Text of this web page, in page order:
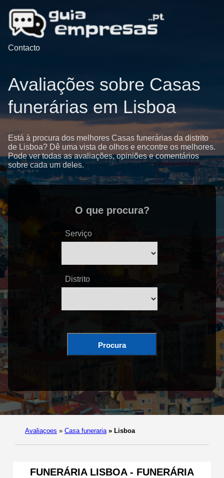
Contacto
Avaliações sobre Casas
funerárias em Lisboa
Está à procura dos melhores Casas funerárias da distrito
de Lisboa? Dê uma vista de olhos e encontre os melhores.
Pode ver todas as avaliações, opiniões e comentários
sobre cada um deles.
O que procura?
Serviço
Distrito
Procura
Avaliaçoes » Casa funeraria » Lisboa
FUNERÁRIA LISBOA - FUNERÁRIA